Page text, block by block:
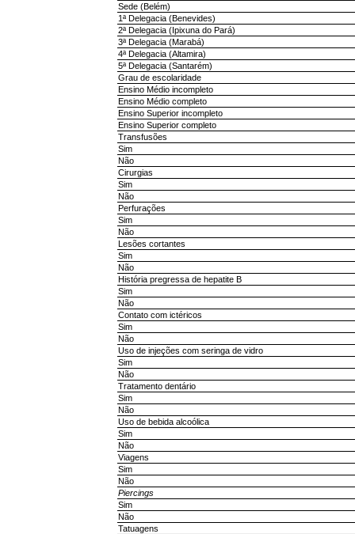
Sede (Belém)
1ª Delegacia (Benevides)
2ª Delegacia (Ipixuna do Pará)
3ª Delegacia (Marabá)
4ª Delegacia (Altamira)
5ª Delegacia (Santarém)
Grau de escolaridade
Ensino Médio incompleto
Ensino Médio completo
Ensino Superior incompleto
Ensino Superior completo
Transfusões
Sim
Não
Cirurgias
Sim
Não
Perfurações
Sim
Não
Lesões cortantes
Sim
Não
História pregressa de hepatite B
Sim
Não
Contato com ictéricos
Sim
Não
Uso de injeções com seringa de vidro
Sim
Não
Tratamento dentário
Sim
Não
Uso de bebida alcoólica
Sim
Não
Viagens
Sim
Não
Piercings
Sim
Não
Tatuagens